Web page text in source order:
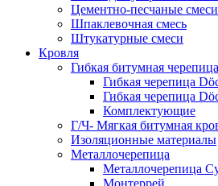
Цементно-песчаные смеси
Шпаклевочная смесь
Штукатурные смеси
Кровля
Гибкая битумная черепица
Гибкая черепица
Гибкая черепица
Комплектующие
Г/Ч- Мягкая битумная
Изоляционные материалы
Металлочерепица
Металлочерепица
Монтеррей